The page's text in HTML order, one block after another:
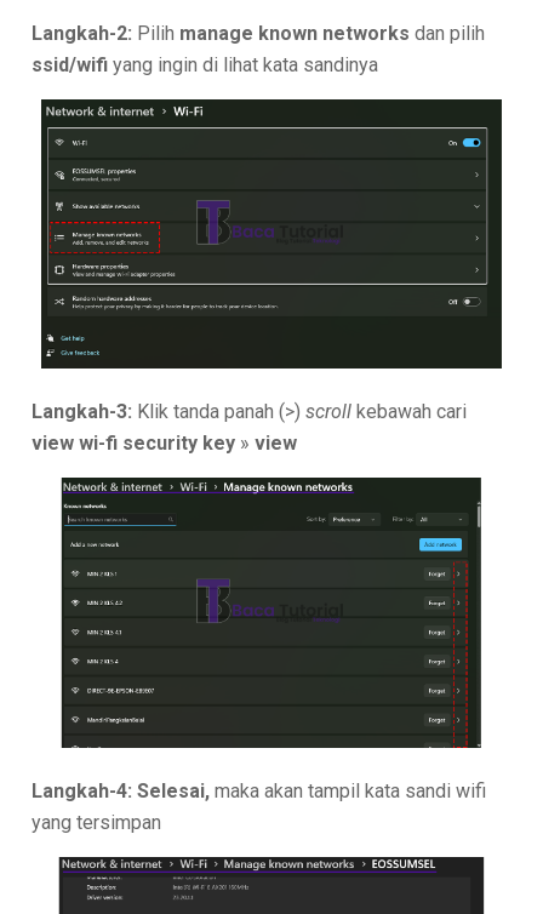
Langkah-2: Pilih manage known networks dan pilih
ssid/wifi yang ingin di lihat kata sandinya
Langkah-3: Klik tanda panah (>)scroll kebawah cari
view wi-fi security key »view
Langkah-4: Selesai,maka akan tampil kata sandi wifi
yang tersimpan